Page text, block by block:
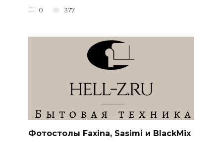
0 377
Фотостолы Faxina, Sasimi и BlackMix